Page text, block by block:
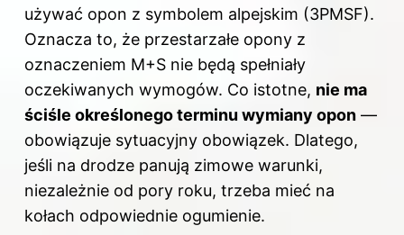
używać opon z symbolem alpejskim (3PMSF).
Oznacza to, że przestarzałe opony z
oznaczeniem M+S nie będą spełniały
oczekiwanych wymogów. Co istotne, nie ma
ściśle określonego terminu wymiany opon —
obowiązuje sytuacyjny obowiązek. Dlatego,
jeśli na drodze panują zimowe warunki,
niezależnie od pory roku, trzeba mieć na
kołach odpowiednie ogumienie.